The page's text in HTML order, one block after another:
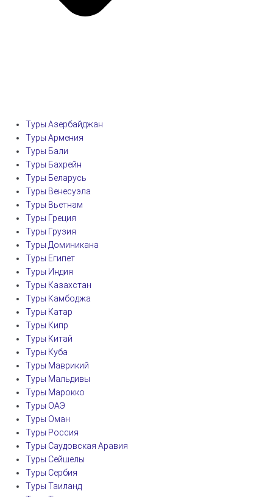
Туры Азербайджан
Туры Армения
Туры Бали
Туры Бахрейн
Туры Беларусь
Туры Венесуэла
Туры Вьетнам
Туры Греция
Туры Грузия
Туры Доминикана
Туры Египет
Туры Индия
Туры Казахстан
Туры Камбоджа
Туры Катар
Туры Кипр
Туры Китай
Туры Куба
Туры Маврикий
Туры Мальдивы
Туры Марокко
Туры ОАЭ
Туры Оман
Туры Россия
Туры Саудовская Аравия
Туры Сейшелы
Туры Сербия
Туры Таиланд